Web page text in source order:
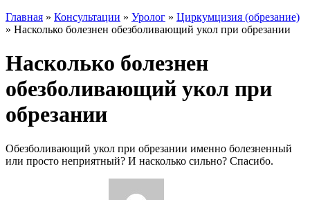
Главная » Консультации » Уролог » Циркумцизия (обрезание)
» Насколько болезнен обезболивающий укол при обрезании
Насколько болезнен
обезболивающий укол при
обрезании
Обезболивающий укол при обрезании именно болезненный
или просто неприятный? И насколько сильно? Спасибо.